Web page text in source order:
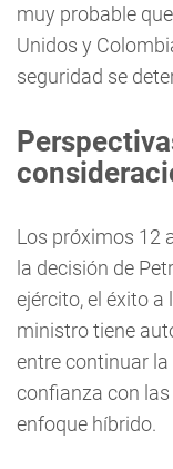
muy probable
Unidos y
seguridad se
Los próximos 12
la decisión de
ejército, el éxito a
ministro tiene
entre continuar
confianza con
enfoque híbrido.